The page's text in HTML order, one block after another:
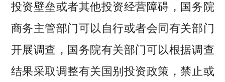
投资壁垒或者其他投资经营障碍，国务院
商务主管部门可以自行或者会同有关部门
开展调查，国务院有关部门可以根据调查
结果采取调整有关国别投资政策，禁止或